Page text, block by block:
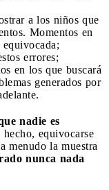
a los niños que
Momentos en
errores;
en los que buscará
generados por
nadie es
equivocarse
menudo la muestra
nunca nada